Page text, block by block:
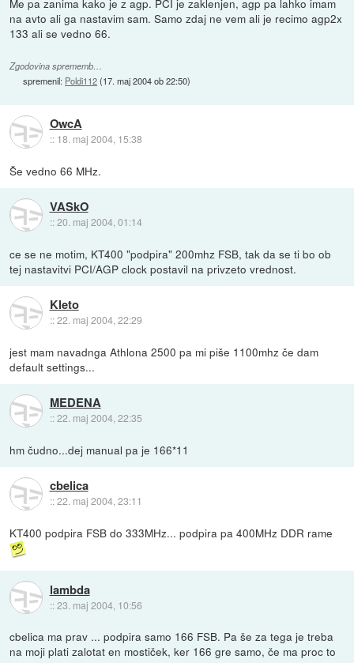
na avto ali ga nastavim sam. Samo zdaj ne vem ali je recimo agp2x
133 ali se vedno 66.
Zgodovina sprememb…
spremenil: Poldi112(17. maj 2004 ob 22:50)
OwcA
:: 18. maj 2004, 15:38
Še vedno 66 MHz.
VASkO
::20. maj 2004, 01:14
ce se ne motim, KT400 "podpira" 200mhz FSB, tak da se ti bo ob
tej nastavitvi PCI/AGP clock postavil na privzeto vrednost.
Kleto
::22. maj 2004, 22:29
jest mam navadnga Athlona 2500 pa mi piše 1100mhz če dam
default settings...
MEDENA
::22. maj 2004, 22:35
hm čudno...dej manual pa je 166*11
cbelica
::22. maj 2004, 23:11
KT400 podpira FSB do 333MHz... podpira pa 400MHz DDR rame
lambda
::23. maj 2004, 10:56
cbelica ma prav ... podpira samo 166 FSB. Pa še za tega je treba
na moji plati zalotat en mostiček, ker 166 gre samo, če ma proc to